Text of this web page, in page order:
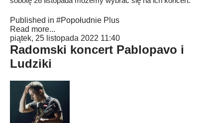
Published in #Popołudnie Plus
Read more...
piątek, 25 listopada 2022 11:40
Radomski koncert Pablopavo i
Ludziki